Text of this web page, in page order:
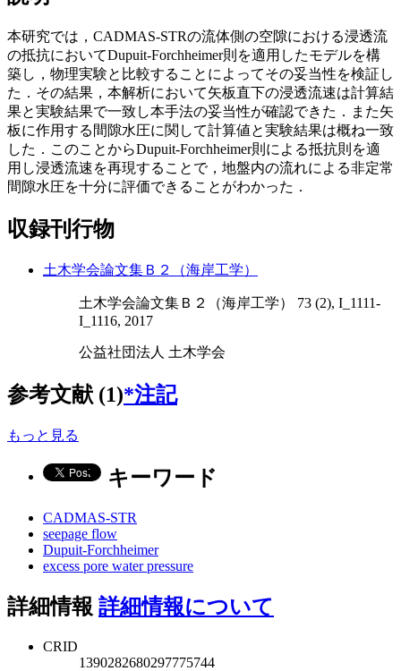
本研究では，CADMAS-STRの流体側の空隙における浸透流
の抵抗においてDupuit-Forchheimer則を適用したモデルを構
築し，物理実験と比較することによってその妥当性を検証し
た．その結果，本解析において矢板直下の浸透流速は計算結
果と実験結果で一致し本手法の妥当性が確認できた．また矢
板に作用する間隙水圧に関して計算値と実験結果は概ね一致
した．このことからDupuit-Forchheimer則による抵抗則を適
用し浸透流速を再現することで，地盤内の流れによる非定常
間隙水圧を十分に評価できることがわかった．
収録刊行物
土木学会論文集Ｂ２（海岸工学）
土木学会論文集Ｂ２（海岸工学） 73 (2), I_1111-
I_1116, 2017
公益社団法人 土木学会
参考文献 (1)*注記
もっと見る
キーワード
CADMAS-STR
seepage flow
Dupuit-Forchheimer
excess pore water pressure
詳細情報 詳細情報について
CRID
1390282680297775744